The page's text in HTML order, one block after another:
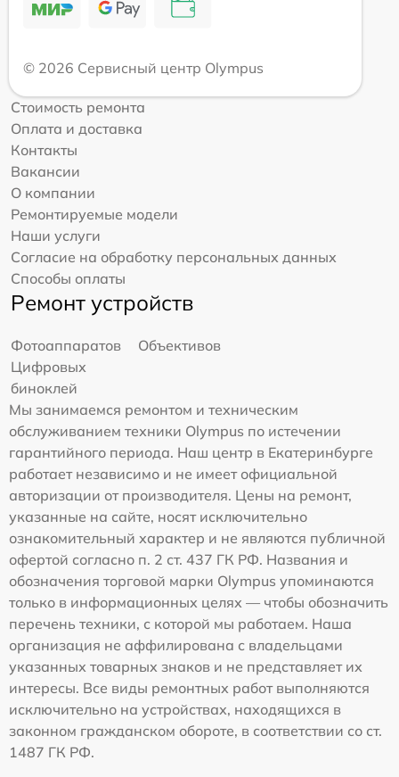
© 2026 Сервисный центр Olympus
Стоимость ремонта
Оплата и доставка
Контакты
Вакансии
О компании
Ремонтируемые модели
Наши услуги
Согласие на обработку персональных данных
Способы оплаты
Ремонт устройств
Фотоаппаратов
Объективов
Цифровых
биноклей
Мы занимаемся ремонтом и техническим
обслуживанием техники Olympus по истечении
гарантийного периода. Наш центр в Екатеринбурге
работает независимо и не имеет официальной
авторизации от производителя. Цены на ремонт,
указанные на сайте, носят исключительно
ознакомительный характер и не являются публичной
офертой согласно п. 2 ст. 437 ГК РФ. Названия и
обозначения торговой марки Olympus упоминаются
только в информационных целях — чтобы обозначить
перечень техники, с которой мы работаем. Наша
организация не аффилирована с владельцами
указанных товарных знаков и не представляет их
интересы. Все виды ремонтных работ выполняются
исключительно на устройствах, находящихся в
законном гражданском обороте, в соответствии со ст.
1487 ГК РФ.